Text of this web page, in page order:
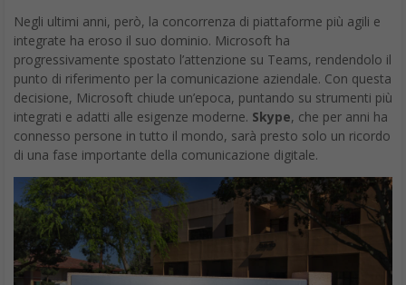
Negli ultimi anni, però, la concorrenza di piattaforme più agili e
integrate ha eroso il suo dominio. Microsoft ha
progressivamente spostato l’attenzione su Teams, rendendolo il
punto di riferimento per la comunicazione aziendale. Con questa
decisione, Microsoft chiude un’epoca, puntando su strumenti più
integrati e adatti alle esigenze moderne. Skype, che per anni ha
connesso persone in tutto il mondo, sarà presto solo un ricordo
di una fase importante della comunicazione digitale.